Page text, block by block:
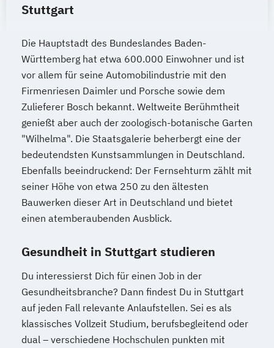
Stuttgart
Die Hauptstadt des Bundeslandes Baden-
Württemberg hat etwa 600.000 Einwohner und ist
vor allem für seine Automobilindustrie mit den
Firmenriesen Daimler und Porsche sowie dem
Zulieferer Bosch bekannt. Weltweite Berühmtheit
genießt aber auch der zoologisch-botanische Garten
"Wilhelma". Die Staatsgalerie beherbergt eine der
bedeutendsten Kunstsammlungen in Deutschland.
Ebenfalls beeindruckend: Der Fernsehturm zählt mit
seiner Höhe von etwa 250 zu den ältesten
Bauwerken dieser Art in Deutschland und bietet
einen atemberaubenden Ausblick.
Gesundheit in Stuttgart studieren
Du interessierst Dich für einen Job in der
Gesundheitsbranche? Dann findest Du in Stuttgart
auf jeden Fall relevante Anlaufstellen. Sei es als
klassisches Vollzeit Studium, berufsbegleitend oder
dual – verschiedene Hochschulen punkten mit